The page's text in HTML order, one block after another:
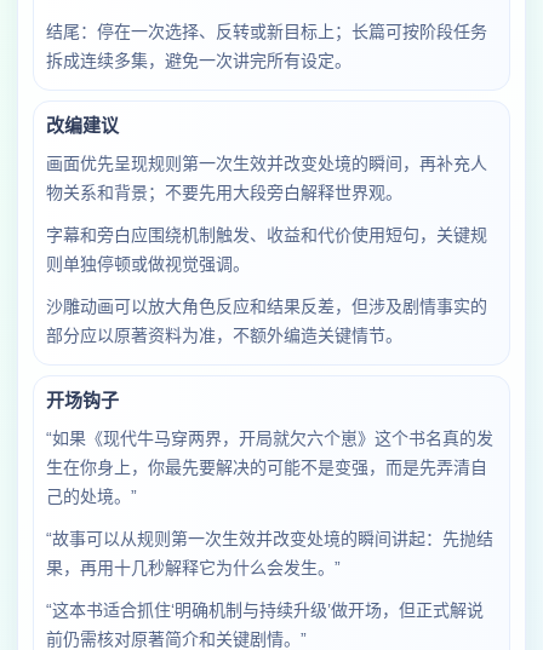
结尾：停在一次选择、反转或新目标上；长篇可按阶段任务
拆成连续多集，避免一次讲完所有设定。
改编建议
画面优先呈现规则第一次生效并改变处境的瞬间，再补充人
物关系和背景；不要先用大段旁白解释世界观。
字幕和旁白应围绕机制触发、收益和代价使用短句，关键规
则单独停顿或做视觉强调。
沙雕动画可以放大角色反应和结果反差，但涉及剧情事实的
部分应以原著资料为准，不额外编造关键情节。
开场钩子
“如果《现代牛马穿两界，开局就欠六个崽》这个书名真的发
生在你身上，你最先要解决的可能不是变强，而是先弄清自
己的处境。”
“故事可以从规则第一次生效并改变处境的瞬间讲起：先抛结
果，再用十几秒解释它为什么会发生。”
“这本书适合抓住‘明确机制与持续升级’做开场，但正式解说
前仍需核对原著简介和关键剧情。”